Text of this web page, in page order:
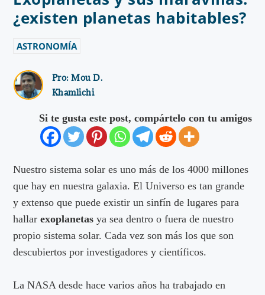
¿existen planetas habitables?
ASTRONOMÍA
Pro:Mou D.
Khamlichi
Si te gusta este post, compártelo con tu amigos
Nuestro sistema solar es uno más de los 4000 millones
que hay en nuestra galaxia. El Universo es tan grande
y extenso que puede existir un sinfín de lugares para
hallarexoplanetas ya sea dentro o fuera de nuestro
propio sistema solar. Cada vez son más los que son
descubiertos por investigadores y científicos.
La NASA desde hace varios años ha trabajado en